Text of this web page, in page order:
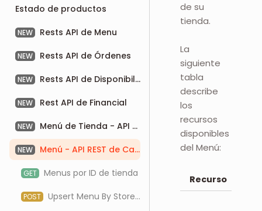
Estado de productos
NEW Rests API de Menu
NEW Rests API de Órdenes
NEW Rests API de Disponibilidad
NEW Rest API de Financial
NEW Menú de Tienda - API REST de Catálogo
NEW Menú - API REST de Catálogo
GET Menus por ID de tienda
POST Upsert Menu By Store ID
de su
tienda.
La
siguiente
tabla
describe
los
recursos
disponibles
del Menú:
Recurso